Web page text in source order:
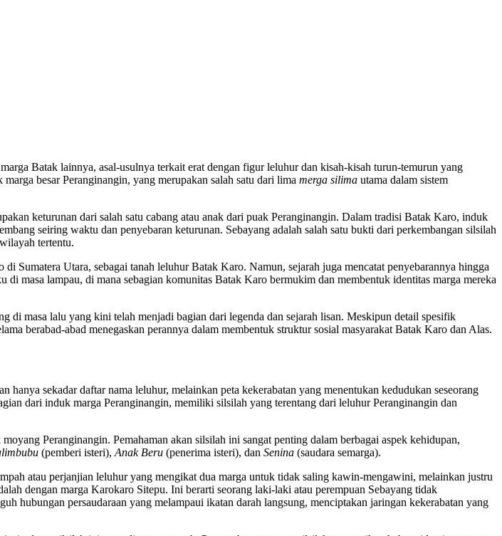
Batak lainnya, asal-usulnya terkait erat dengan figur leluhur dan kisah-kisah turun-temurun yang
besar Peranginangin, yang merupakan salah satu dari lima merga silima utama dalam sistem
keturunan dari salah satu cabang atau anak dari puak Peranginangin. Dalam tradisi Batak Karo, induk
seiring waktu dan penyebaran keturunan. Sebayang adalah salah satu bukti dari perkembangan silsilah
tertentu.
Sumatera Utara, sebagai tanah leluhur Batak Karo. Namun, sejarah juga mencatat penyebarannya hingga
masa lampau, di mana sebagian komunitas Batak Karo bermukim dan membentuk identitas marga mereka
di masa lalu yang kini telah menjadi bagian dari legenda dan sejarah lisan. Meskipun detail spesifik
berabad-abad menegaskan perannya dalam membentuk struktur sosial masyarakat Batak Karo dan Alas.
hanya sekadar daftar nama leluhur, melainkan peta kekerabatan yang menentukan kedudukan seseorang
dari induk marga Peranginangin, memiliki silsilah yang terentang dari leluhur Peranginangin dan
Peranginangin. Pemahaman akan silsilah ini sangat penting dalam berbagai aspek kehidupan,
(pemberi isteri), Anak Beru (penerima isteri), dan Senina (saudara semarga).
atau perjanjian leluhur yang mengikat dua marga untuk tidak saling kawin-mengawini, melainkan justru
dengan marga Karokaro Sitepu. Ini berarti seorang laki-laki atau perempuan Sebayang tidak
hubungan persaudaraan yang melampaui ikatan darah langsung, menciptakan jaringan kekerabatan yang